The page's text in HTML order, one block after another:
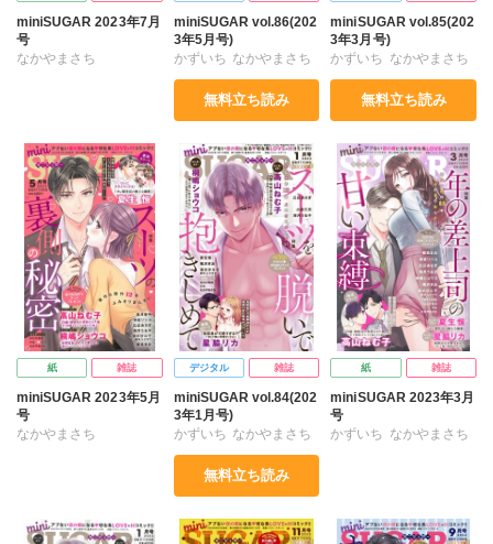
miniSUGAR 2023年7月
号
なかやまさち
桐嶋ショウコ
高山ねむ子 小田三月
神室リツコ 清水沙斗子
美月李予 海月うる子
miniSUGAR vol.86(202
3年5月号)
かずいち なかやまさち
はたの有咲 ヒナギク
夏生恒
桐嶋ショウコ
高山ねむ子 清水沙斗子
美月李予 都筑まお
海月うる子
無料立ち読み
miniSUGAR vol.85(202
3年3月号)
かずいち なかやまさち
はたの有咲 ヒナギク
夏生恒
桐嶋ショウコ
高山ねむ子 星脇リカ
清水沙斗子 鳴沢きお
都筑まお 海月うる子
無料立ち読み
紙 雑誌
miniSUGAR 2023年5月
号
なかやまさち
桐嶋ショウコ
デジタル 雑誌
miniSUGAR vol.84(202
3年1月号)
かずいち なかやまさち
はたの有咲 ヒナギク
夏生恒
桐嶋ショウコ
無料立ち読み
紙 雑誌
miniSUGAR 2023年3月
号
かずいち なかやまさち
桐嶋ショウコ